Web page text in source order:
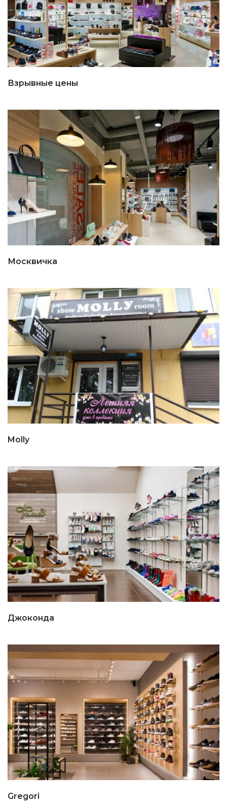
Взрывные цены
Москвичка
Molly
Джоконда
Gregori